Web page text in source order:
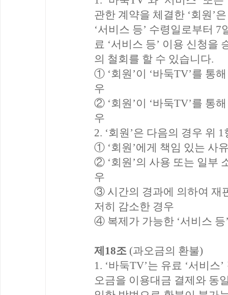
관한 계약을 체결한 ‘회원’
‘서비스 등’ 수령일로부터
료 ‘서비스 등’ 이용 신청을
의 철회를 할 수 있습니다.
① ‘회원’이 ‘바둑TV’를 통
우
② ‘회원’이 ‘바둑TV’를 통
우
2. ‘회원’은 다음의 경우 위
① ‘회원’에게 책임 있는 사
② ‘회원’의 사용 또는 일부
우
③ 시간의 경과에 의하여 재
저히 감소한 경우
④ 복제가 가능한 ‘서비스 등
제18조 (과오금의 환불)
1. ‘바둑TV’는 유료 ‘서비
오금을 이용대금 결제와 동